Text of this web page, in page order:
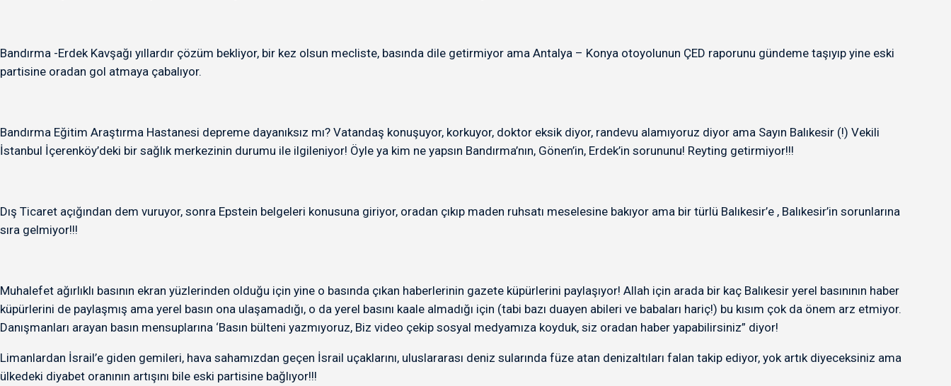
Bandırma -Erdek Kavşağı yıllardır çözüm bekliyor, bir kez olsun mecliste, basında dile getirmiyor ama Antalya – Konya otoyolunun ÇED raporunu gündeme taşıyıp yine eski
partisine oradan gol atmaya çabalıyor.
Bandırma Eğitim Araştırma Hastanesi depreme dayanıksız mı? Vatandaş konuşuyor, korkuyor, doktor eksik diyor, randevu alamıyoruz diyor ama Sayın Balıkesir (!) Vekili
İstanbul İçerenköy’deki bir sağlık merkezinin durumu ile ilgileniyor! Öyle ya kim ne yapsın Bandırma’nın, Gönen’in, Erdek’in sorununu! Reyting getirmiyor!!!
Dış Ticaret açığından dem vuruyor, sonra Epstein belgeleri konusuna giriyor, oradan çıkıp maden ruhsatı meselesine bakıyor ama bir türlü Balıkesir’e , Balıkesir’in sorunlarına
sıra gelmiyor!!!
Muhalefet ağırlıklı basının ekran yüzlerinden olduğu için yine o basında çıkan haberlerinin gazete küpürlerini paylaşıyor! Allah için arada bir kaç Balıkesir yerel basınının haber
küpürlerini de paylaşmış ama yerel basın ona ulaşamadığı, o da yerel basını kaale almadığı için (tabi bazı duayen abileri ve babaları hariç!) bu kısım çok da önem arz etmiyor.
Danışmanları arayan basın mensuplarına ‘Basın bülteni yazmıyoruz, Biz video çekip sosyal medyamıza koyduk, siz oradan haber yapabilirsiniz” diyor!
Limanlardan İsrail’e giden gemileri, hava sahamızdan geçen İsrail uçaklarını, uluslararası deniz sularında füze atan denizaltıları falan takip ediyor, yok artık diyeceksiniz ama
ülkedeki diyabet oranının artışını bile eski partisine bağlıyor!!!